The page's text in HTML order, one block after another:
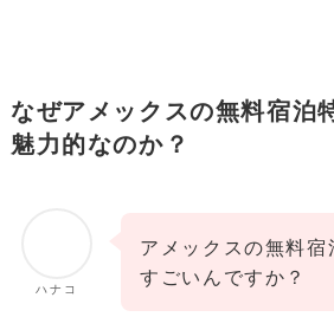
なぜアメックスの無料宿泊
魅力的なのか？
ハナコ
アメックスの無料宿
すごいんですか？